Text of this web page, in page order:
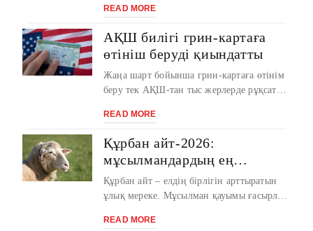
...
READ MORE
АҚШ билігі грин-картаға
өтініш беруді қиындатты
Жаңа шарт бойынша грин-картаға өтінім
беру тек АҚШ-тан тыс жерлерде рұқсат
құ ...
READ MORE
Құрбан айт-2026:
мұсылмандардың ең
маңызды мейрамына
қатысты тарихи деректер
Құрбан айт – елдің бірлігін арттыратын
ұлық мереке. Мұсылман қауымы ғасырлар
тарих ...
READ MORE